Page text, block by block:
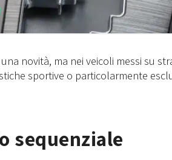
novità, ma nei veicoli messi su
sportive o particolarmente
sequenziale